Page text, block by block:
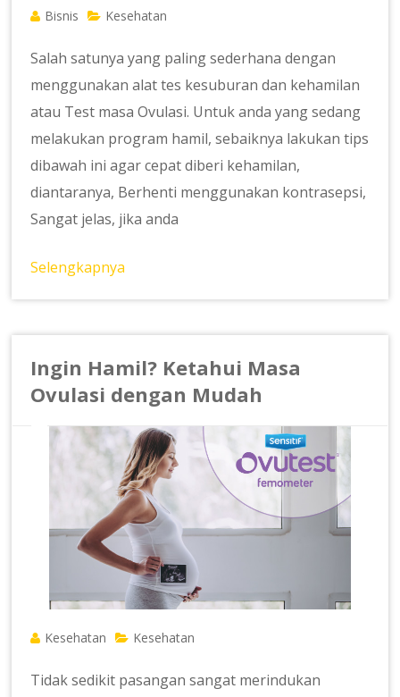
Bisnis Kesehatan
Salah satunya yang paling sederhana dengan
menggunakan alat tes kesuburan dan kehamilan
atau Test masa Ovulasi. Untuk anda yang sedang
melakukan program hamil, sebaiknya lakukan tips
dibawah ini agar cepat diberi kehamilan,
diantaranya, Berhenti menggunakan kontrasepsi,
Sangat jelas, jika anda
Selengkapnya
Ingin Hamil? Ketahui Masa
Ovulasi dengan Mudah
Kesehatan Kesehatan
Tidak sedikit pasangan sangat merindukan